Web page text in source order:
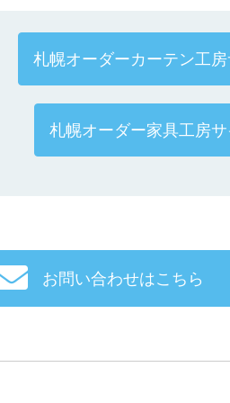
札幌オーダーカーテン工
札幌オーダー家具工房
お問い合わせはこちら